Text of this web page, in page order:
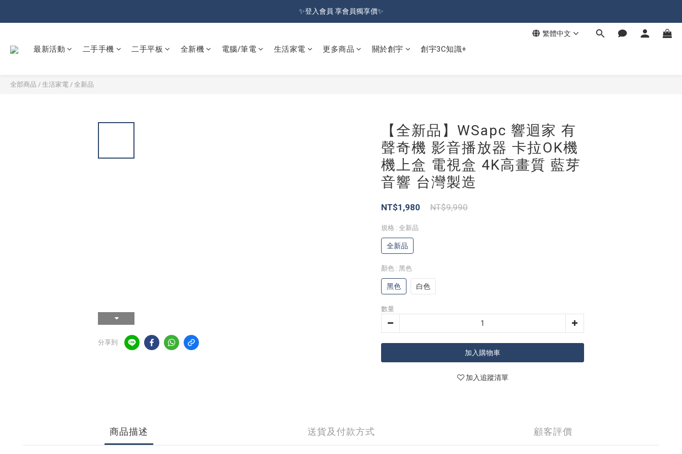
加入會員就送100元購物金 | 全館購物滿＄599 免運
✨登入會員 享會員獨享價✨
繁體中文
最新活動 二手手機 二手平板 全新機 電腦/筆電 生活家電 更多商品 關於創宇 創宇3C知識+
全部商品 / 生活家電 / 全新品
分享到
【全新品】WSapc 響迴家 有
聲奇機 影音播放器 卡拉OK機
機上盒 電視盒 4K高畫質 藍芽
音響 台灣製造
NT$9,990
NT$1,980
規格 : 全新品
全新品
顏色 : 黑色
黑色 白色
數量
加入購物車
加入追蹤清單
商品描述 送貨及付款方式 顧客評價